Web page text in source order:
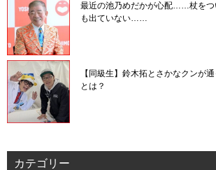
最近の池乃めだかが心配……杖をつ
も出ていない……
【同級生】鈴木拓とさかなクンが
とは？
カテゴリー